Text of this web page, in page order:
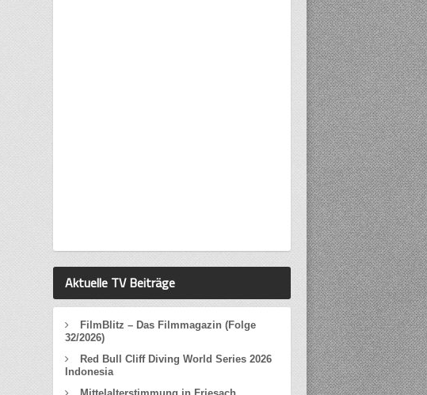
Aktuelle TV Beiträge
FilmBlitz – Das Filmmagazin (Folge
32/2026)
Red Bull Cliff Diving World Series 2026
Indonesia